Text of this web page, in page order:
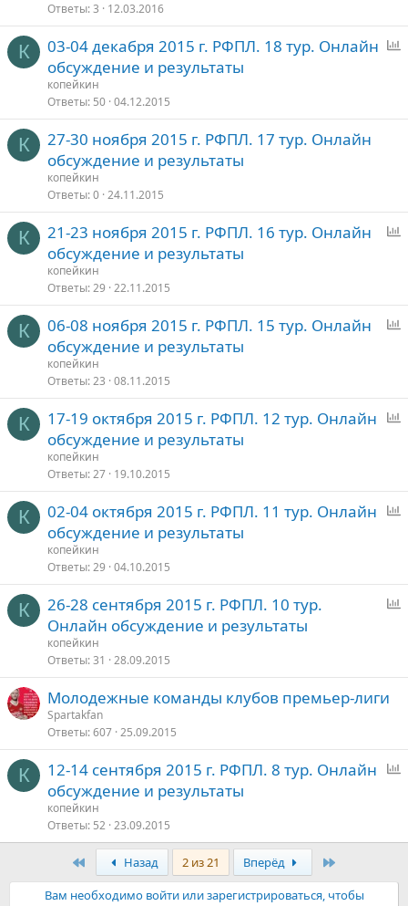
с
Ответы 3 12.03.2016
К
с
03-04 декабря 2015 г. РФПЛ. 18 тур. Онлайн
обсуждение и результаты
копейкин
Ответы 50 04.12.2015
К
27-30 ноября 2015 г. РФПЛ. 17 тур. Онлайн
обсуждение и результаты
копейкин
Ответы 0 24.11.2015
К
с
21-23 ноября 2015 г. РФПЛ. 16 тур. Онлайн
обсуждение и результаты
копейкин
Ответы 29 22.11.2015
К
с
06-08 ноября 2015 г. РФПЛ. 15 тур. Онлайн
обсуждение и результаты
копейкин
Ответы 23 08.11.2015
К
с
17-19 октября 2015 г. РФПЛ. 12 тур. Онлайн
обсуждение и результаты
копейкин
Ответы 27 19.10.2015
К
с
02-04 октября 2015 г. РФПЛ. 11 тур. Онлайн
обсуждение и результаты
копейкин
Ответы 29 04.10.2015
К
с
26-28 сентября 2015 г. РФПЛ. 10 тур.
Онлайн обсуждение и результаты
копейкин
Ответы 31 28.09.2015
Молодежные команды клубов премьер-лиги
Spartakfan
Ответы 607 25.09.2015
К
с
12-14 сентября 2015 г. РФПЛ. 8 тур. Онлайн
обсуждение и результаты
копейкин
Ответы 52 23.09.2015
ПервыйНазад 2 из 21 Вперёд
Вам необходимо войти или зарегистрироваться, чтобы